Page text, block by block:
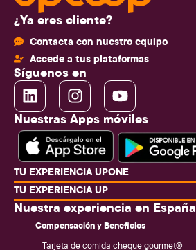
¿Ya eres cliente?
Contacta con nuestro equipo
Accede a tus plataformas
Síguenos en
Nuestras Apps móviles
TU EXPERIENCIA UPONE
TU EXPERIENCIA UP
Nuestra experiencia en España
Compensación y Beneficios
Tarjeta de comida cheque gourmet®